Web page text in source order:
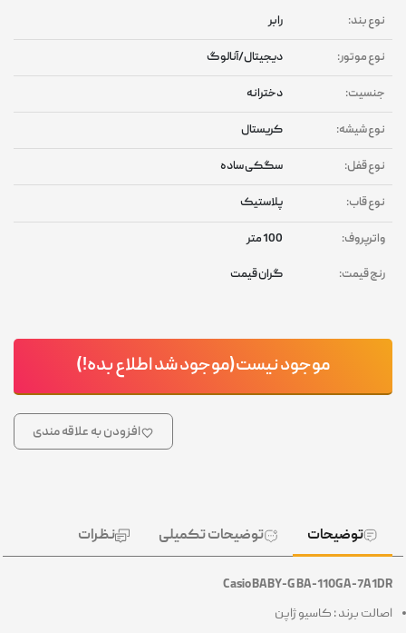
نوع بند: رابر
نوع موتور: دیجیتال/آنالوگ
جنسیت: دخترانه
نوع شیشه: کریستال
نوع قفل: سگکی ساده
نوع قاب: پلاستیک
واترپروف: 100 متر
رنج قیمت: گران قیمت
موجود نیست(موجود شد اطلاع بده!)
افزودن به علاقه مندی
توضیحات توضیحات تکمیلی نظرات
Casio BABY-G BA-110GA-7A1DR
اصالت برند : کاسیو ژاپن